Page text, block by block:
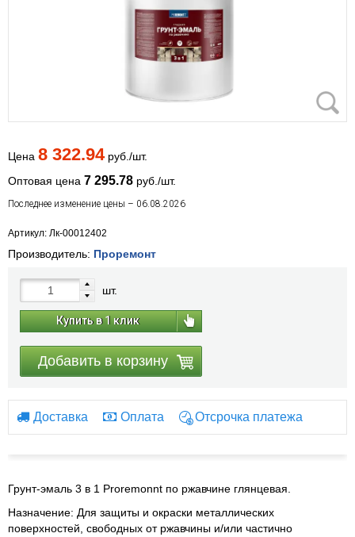
Цена 8 322.94руб./шт.
Оптовая цена 7 295.78 руб./шт.
Последнее изменение цены – 06.08.2026
Артикул: Лк-00012402
Производитель: Проремонт
шт.
Купить в 1 клик
Добавить в корзину
Доставка Оплата Отсрочка платежа
Грунт-эмаль 3 в 1 Proremonnt по ржавчине глянцевая.
Назначение: Для защиты и окраски металлических
поверхностей, свободных от ржавчины и/или частично